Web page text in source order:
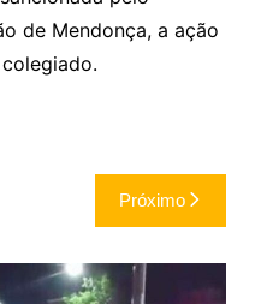
de Mendonça, a ação
Próximo